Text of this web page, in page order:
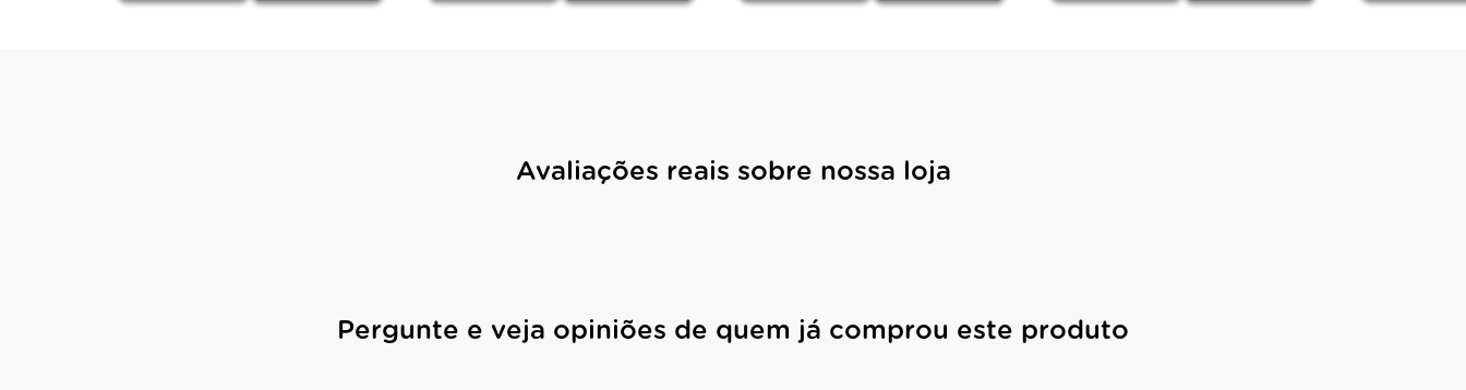
Avaliações reais sobre nossa loja
Pergunte e veja opiniões de quem já comprou este produto